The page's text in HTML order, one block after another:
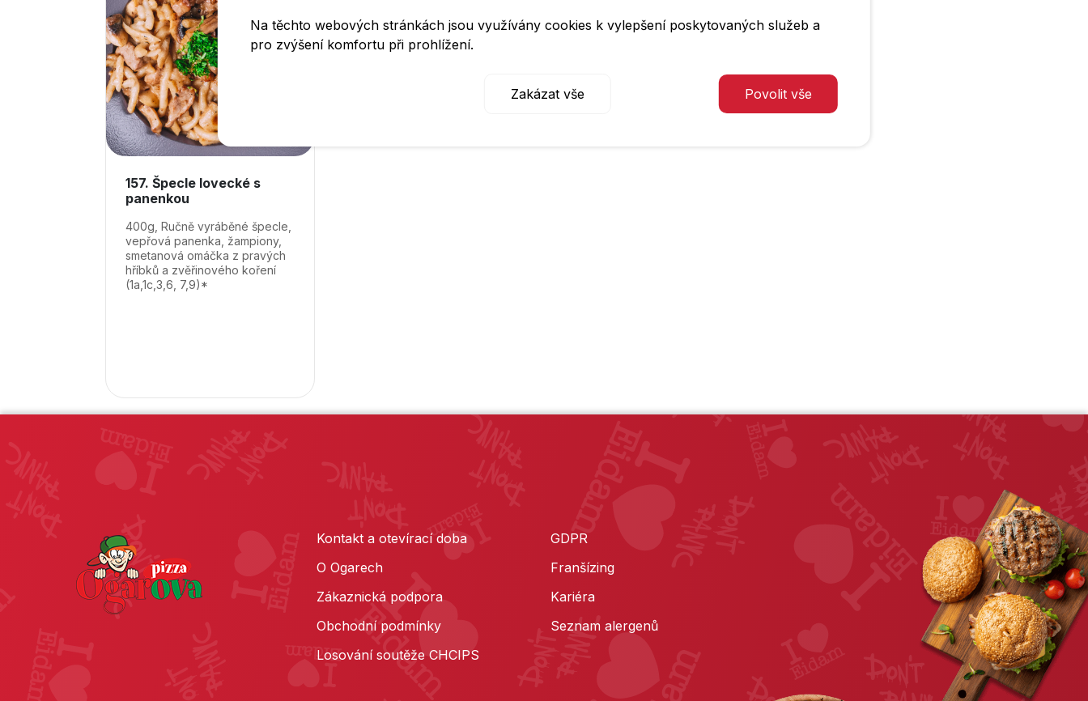
157. Špecle lovecké s
panenkou
400g, Ručně vyráběné špecle,
vepřová panenka, žampiony,
smetanová omáčka z pravých
hříbků a zvěřinového koření
(1a,1c,3,6, 7,9)*
Kontakt a otevírací doba
O Ogarech
Zákaznická podpora
Obchodní podmínky
Losování soutěže CHCIPS
GDPR
Franšízing
Kariéra
Seznam alergenů
Na těchto webových stránkách jsou využívány cookies k vylepšení poskytovaných služeb a
pro zvýšení komfortu při prohlížení.
Zakázat vše Povolit vše